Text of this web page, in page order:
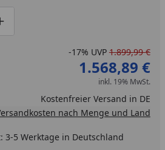
eins verringern
manuell eingeben
Produktmenge um eins erhöhen
-17% UVP 1.899,99 €
1.568,89 €
inkl. 19% MwSt.
Kostenfreier Versand in DE
nach Menge und Land
3-5 Werktage in Deutschland